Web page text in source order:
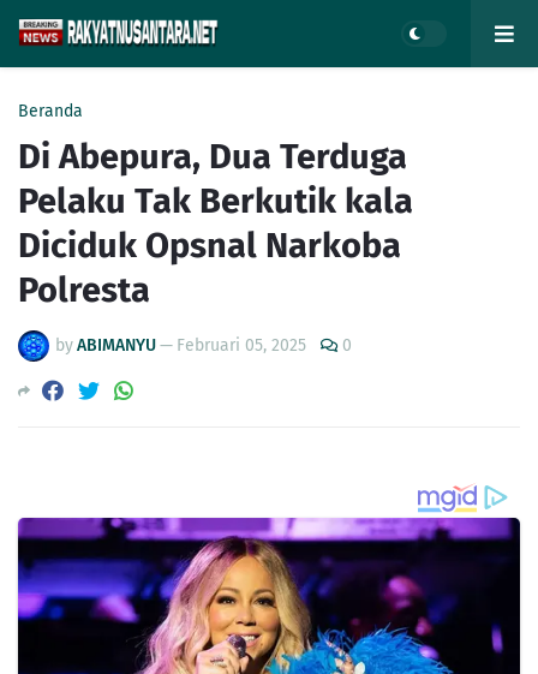
Beranda
Di Abepura, Dua Terduga
Pelaku Tak Berkutik kala
Diciduk Opsnal Narkoba
Polresta
byABIMANYU— Februari 05, 2025 0